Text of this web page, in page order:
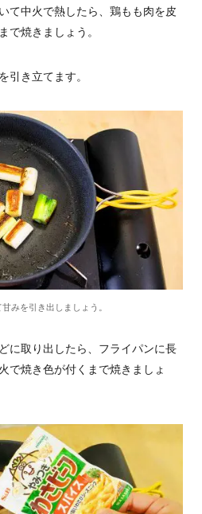
て中火で熱したら、鶏もも肉を皮
で焼きましょう。
引き立てます。
みを引き出しましょう。
に取り出したら、フライパンに長
で焼き色が付くまで焼きましょ